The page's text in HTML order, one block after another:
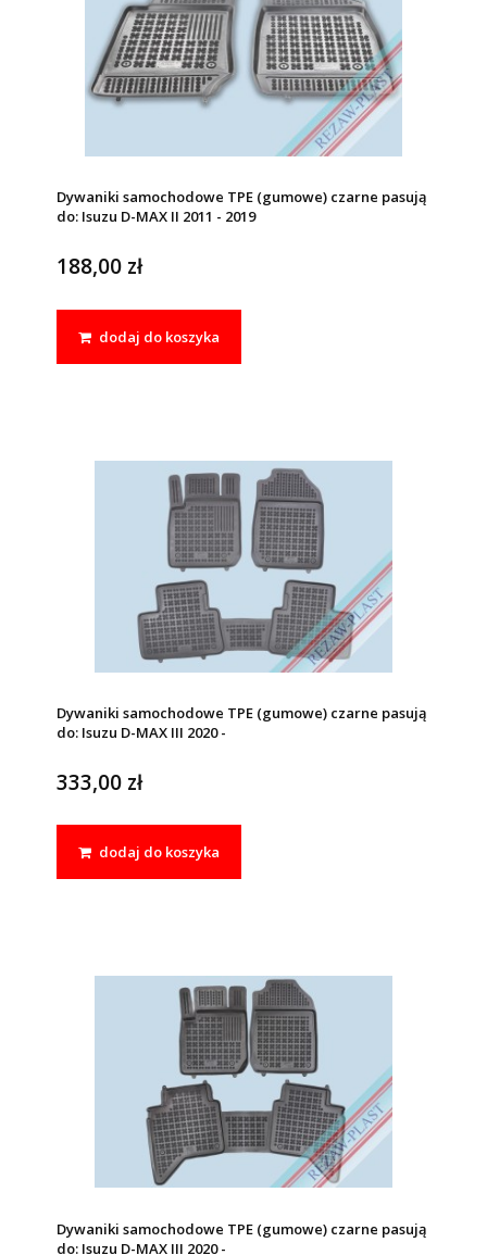
Dywaniki samochodowe TPE (gumowe) czarne pasują
do: Isuzu D-MAX II 2011 - 2019
188,00 zł
dodaj do koszyka
Dywaniki samochodowe TPE (gumowe) czarne pasują
do: Isuzu D-MAX III 2020 -
333,00 zł
dodaj do koszyka
Dywaniki samochodowe TPE (gumowe) czarne pasują
do: Isuzu D-MAX III 2020 -